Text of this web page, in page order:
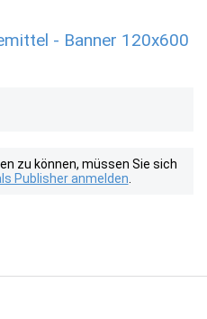
- Banner 120x600
zu können, müssen Sie sich
Publisher anmelden